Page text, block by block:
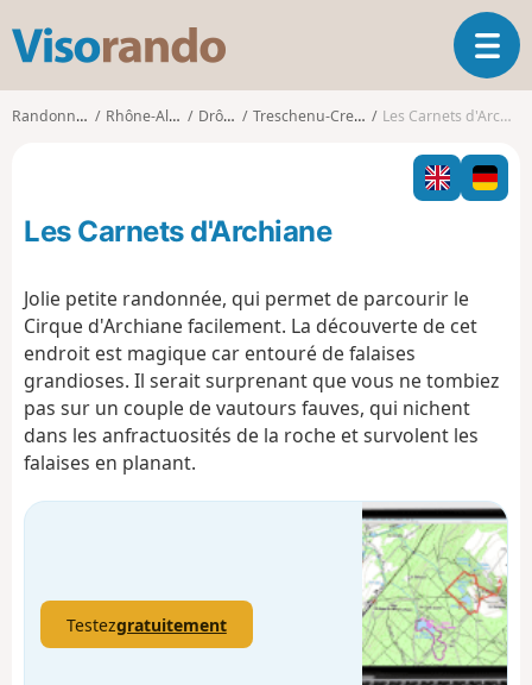
s
o
O
u
i
r
l
a
Randonnées Rhône-Alpes Drôme Treschenu-Creyers Les Carnets d'Archiane
Les Carnets d'Archiane
Jolie petite randonnée, qui permet de parcourir le
Cirque d'Archiane facilement. La découverte de cet
endroit est magique car entouré de falaises
grandioses. Il serait surprenant que vous ne tombiez
pas sur un couple de vautours fauves, qui nichent
dans les anfractuosités de la roche et survolent les
falaises en planant.
Testezgratuitement